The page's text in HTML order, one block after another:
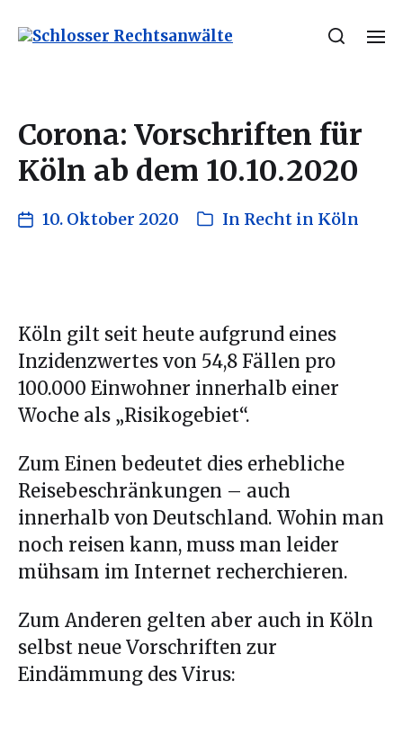
Corona: Vorschriften für
Köln ab dem 10.10.2020
10. Oktober 2020 In Recht in Köln
Köln gilt seit heute aufgrund eines
Inzidenzwertes von 54,8 Fällen pro
100.000 Einwohner innerhalb einer
Woche als „Risikogebiet“.
Zum Einen bedeutet dies erhebliche
Reisebeschränkungen – auch
innerhalb von Deutschland. Wohin man
noch reisen kann, muss man leider
mühsam im Internet recherchieren.
Zum Anderen gelten aber auch in Köln
selbst neue Vorschriften zur
Eindämmung des Virus: